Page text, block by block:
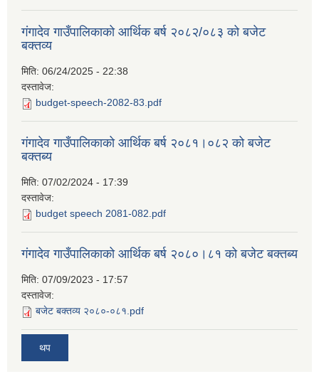
गंगादेव गाउँपालिकाको आर्थिक बर्ष २०८२/०८३ को बजेट
बक्तव्य
मिति: 06/24/2025 - 22:38
दस्तावेज:
budget-speech-2082-83.pdf
गंगादेव गाउँपालिकाको आर्थिक बर्ष २०८१।०८२ को बजेट
बक्तब्य
मिति: 07/02/2024 - 17:39
दस्तावेज:
budget speech 2081-082.pdf
गंगादेव गाउँपालिकाको आर्थिक बर्ष २०८०।८१ को बजेट बक्तब्य
मिति: 07/09/2023 - 17:57
दस्तावेज:
बजेट बक्तव्य २०८०-०८१.pdf
थप